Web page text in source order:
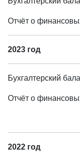
Отчёт о
2023 год
Бухгалтерский
Отчёт о
2022 год